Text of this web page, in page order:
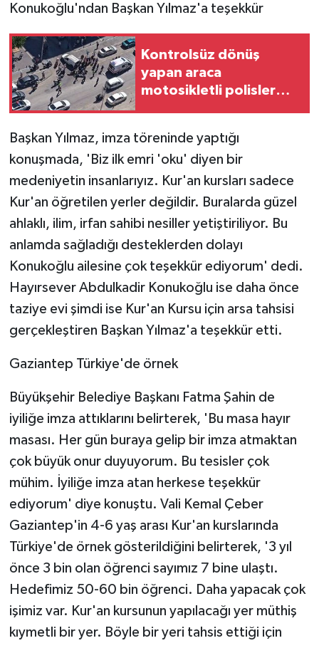
Konukoğlu'ndan Başkan Yılmaz'a teşekkür
Kontrolsüz dönüş
yapan araca
motosikletli polisler
Başkan Yılmaz, imza töreninde yaptığı
konuşmada, 'Biz ilk emri 'oku' diyen bir
medeniyetin insanlarıyız. Kur'an kursları sadece
Kur'an öğretilen yerler değildir. Buralarda güzel
ahlaklı, ilim, irfan sahibi nesiller yetiştiriliyor. Bu
anlamda sağladığı desteklerden dolayı
Konukoğlu ailesine çok teşekkür ediyorum' dedi.
Hayırsever Abdulkadir Konukoğlu ise daha önce
taziye evi şimdi ise Kur'an Kursu için arsa tahsisi
gerçekleştiren Başkan Yılmaz'a teşekkür etti.
Gaziantep Türkiye'de örnek
Büyükşehir Belediye Başkanı Fatma Şahin de
iyiliğe imza attıklarını belirterek, 'Bu masa hayır
masası. Her gün buraya gelip bir imza atmaktan
çok büyük onur duyuyorum. Bu tesisler çok
mühim. İyiliğe imza atan herkese teşekkür
ediyorum' diye konuştu. Vali Kemal Çeber
Gaziantep'in 4-6 yaş arası Kur'an kurslarında
Türkiye'de örnek gösterildiğini belirterek, '3 yıl
önce 3 bin olan öğrenci sayımız 7 bine ulaştı.
Hedefimiz 50-60 bin öğrenci. Daha yapacak çok
işimiz var. Kur'an kursunun yapılacağı yer müthiş
kıymetli bir yer. Böyle bir yeri tahsis ettiği için